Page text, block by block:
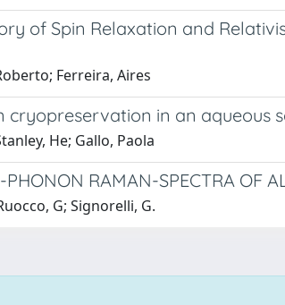
of Spin Relaxation and
Ferreira, Aires
cryopreservation in an aqueous
He; Gallo, Paola
PHONON RAMAN-SPECTRA OF
G; Signorelli, G.